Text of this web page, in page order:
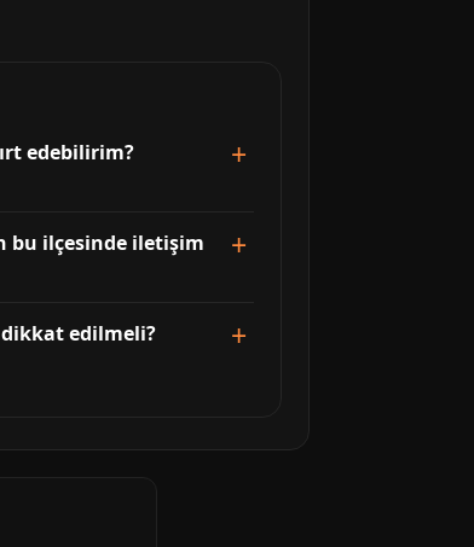
edebilirim?
bu ilçesinde iletişim
edilmeli?